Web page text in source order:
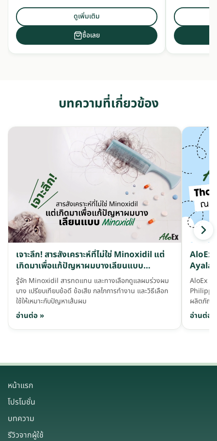
ดูเพิ่มเติม
ซื้อเลย
บทความที่เกี่ยวข้อง
เจาะลึก! สารสังเคราะห์ที่ไม่ใช่ Minoxidil แต่
เกิดมาเพื่อแก้ปัญหาผมบางเลียนแบบ
Minoxidil
รู้จัก Minoxidil สารทดแทน และทางเลือกดูแลผมร่วงผม
บาง เปรียบเทียบข้อดี ข้อเสีย กลไกการทำงาน และวิธีเลือก
ใช้ให้เหมาะกับปัญหาเส้นผม
อ่านต่อ »
AloEx
Ayala
AloEx ร่
ผลิตภัณฑ์
อ่านต่อ
หน้าแรก
โปรโมชั่น
บทความ
รีวิวจากผู้ใช้